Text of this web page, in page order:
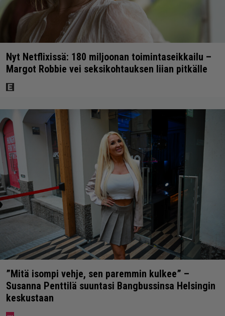
Nyt Netflixissä: 180 miljoonan toimintaseikkailu –
Margot Robbie vei seksikohtauksen liian pitkälle
”Mitä isompi vehje, sen paremmin kulkee” –
Susanna Penttilä suuntasi Bangbussinsa Helsingin
keskustaan